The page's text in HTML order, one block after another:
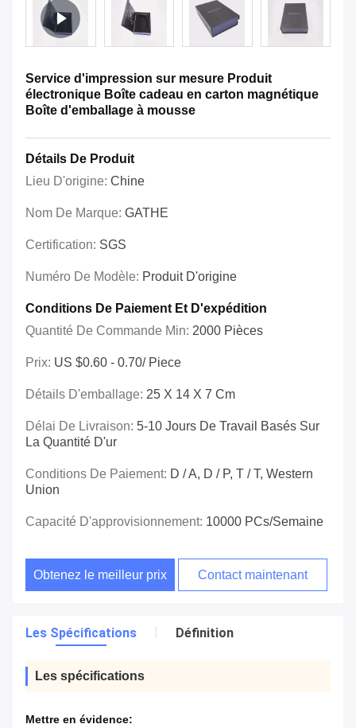
Service d'impression sur mesure Produit
électronique Boîte cadeau en carton magnétique
Boîte d'emballage à mousse
Détails De Produit
Lieu D'origine: Chine
Nom De Marque: GATHE
Certification: SGS
Numéro De Modèle: Produit D'origine
Conditions De Paiement Et D'expédition
Quantité De Commande Min: 2000 Pièces
Prix: US $0.60 - 0.70/ Piece
Détails D'emballage: 25 X 14 X 7 Cm
Délai De Livraison: 5-10 Jours De Travail Basés Sur
La Quantité D'ur
Conditions De Paiement: D / A, D / P, T / T, Western
Union
Capacité D'approvisionnement: 10000 PCs/semaine
Obtenez le meilleur prix Contact maintenant
Les Spécifications Définition
Les spécifications
Mettre en évidence: